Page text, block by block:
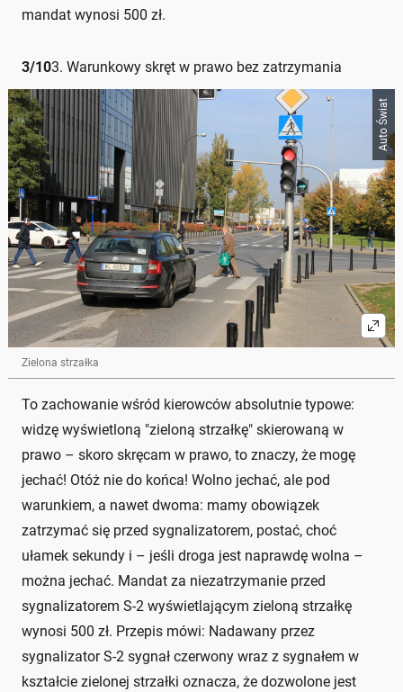
mandat wynosi 500 zł.
3/103. Warunkowy skręt w prawo bez zatrzymania
Auto Świat
Zielona strzałka
To zachowanie wśród kierowców absolutnie typowe:
widzę wyświetloną "zieloną strzałkę" skierowaną w
prawo – skoro skręcam w prawo, to znaczy, że mogę
jechać! Otóż nie do końca! Wolno jechać, ale pod
warunkiem, a nawet dwoma: mamy obowiązek
zatrzymać się przed sygnalizatorem, postać, choć
ułamek sekundy i – jeśli droga jest naprawdę wolna –
można jechać. Mandat za niezatrzymanie przed
sygnalizatorem S-2 wyświetlającym zieloną strzałkę
wynosi 500 zł. Przepis mówi: Nadawany przez
sygnalizator S-2 sygnał czerwony wraz z sygnałem w
kształcie zielonej strzałki oznacza, że dozwolone jest